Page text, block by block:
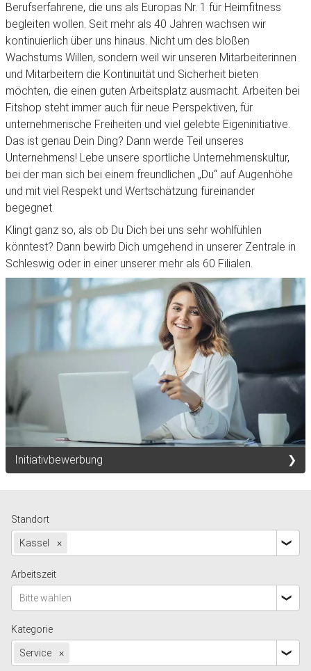
Berufserfahrene, die uns als Europas Nr. 1 für Heimfitness
begleiten wollen. Seit mehr als 40 Jahren wachsen wir
kontinuierlich über uns hinaus. Nicht um des bloßen
Wachstums Willen, sondern weil wir unseren Mitarbeiterinnen
und Mitarbeitern die Kontinuität und Sicherheit bieten
möchten, die einen guten Arbeitsplatz ausmacht. Arbeiten bei
Fitshop steht immer auch für neue Perspektiven, für
unternehmerische Freiheiten und viel gelebte Eigeninitiative.
Das ist genau Dein Ding? Dann werde Teil unseres
Unternehmens! Lebe unsere sportliche Unternehmenskultur,
bei der man sich bei einem freundlichen „Du“ auf Augenhöhe
und mit viel Respekt und Wertschätzung füreinander
begegnet.
Klingt ganz so, als ob Du Dich bei uns sehr wohlfühlen
könntest? Dann bewirb Dich umgehend in unserer Zentrale in
Schleswig oder in einer unserer mehr als 60 Filialen.
Initiativbewerbung
Standort
Kassel ×
Arbeitszeit
Bitte wählen
Kategorie
Service ×